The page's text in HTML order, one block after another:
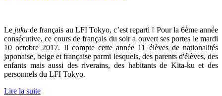
Le juku de français au LFI Tokyo, c’est reparti ! Pour la 6ème année
consécutive, ce cours de français du soir a ouvert ses portes le mardi
10 octobre 2017. Il compte cette année 11 élèves de nationalités
japonaise, belge et française parmi lesquels, des parents d'élèves, des
enfants mais aussi des riverains, des habitants de Kita-ku et des
personnels du LFI Tokyo.
Lire la suite